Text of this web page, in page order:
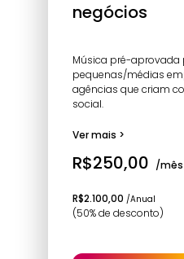
negócios
Música pré-aprovada
pequenas/médias
agências que criam
social.
Ver mais >
R$250,00 /mês
R$2.100,00 /Anual
(50% de desconto)